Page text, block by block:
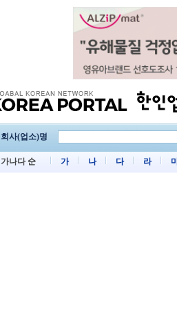
회사(업소)명
가나다 순 가 나 다 라